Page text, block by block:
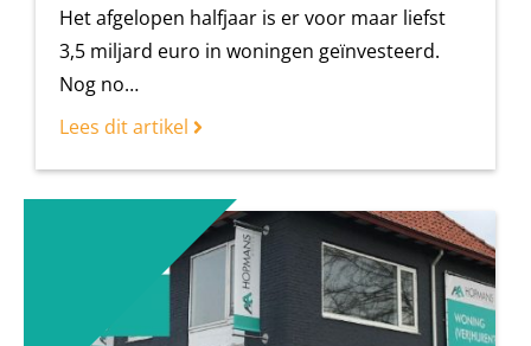
Het afgelopen halfjaar is er voor maar liefst
3,5 miljard euro in woningen geïnvesteerd.
Nog no…
Lees dit artikel